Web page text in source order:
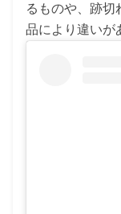
るものや、跡
品により違いが